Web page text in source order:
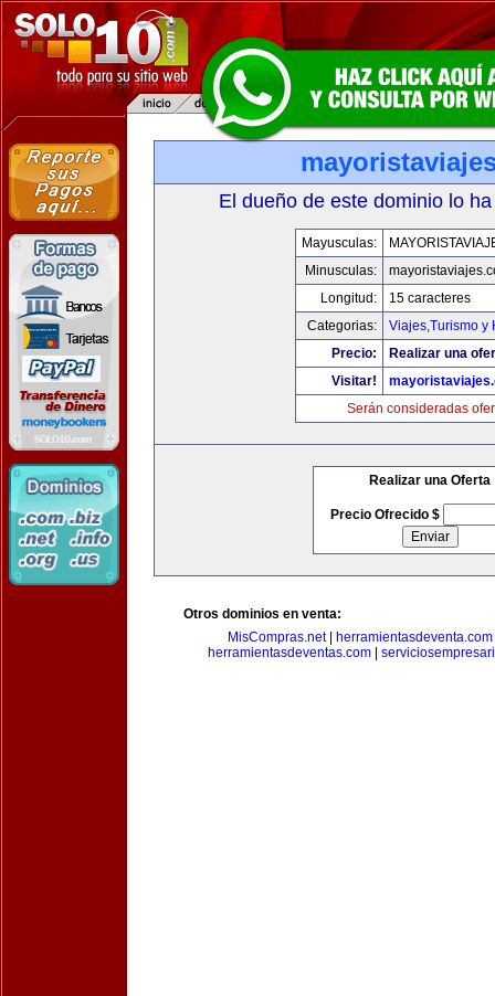
El dueño de este dominio lo
Mayusculas:
Minusculas:
Longitud:
15 caracteres
Categorias:
Viajes,Turismo y
Precio:
Realizar una
Visitar!
Serán consideradas
Realizar una Oferta
Precio Ofrecido $
Otros dominios en venta:
MisCompras.net| herramientasdeventa.com
herramientasdeventas.com